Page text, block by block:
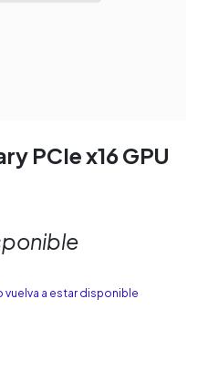
PCIe x16 GPU
a estar disponible